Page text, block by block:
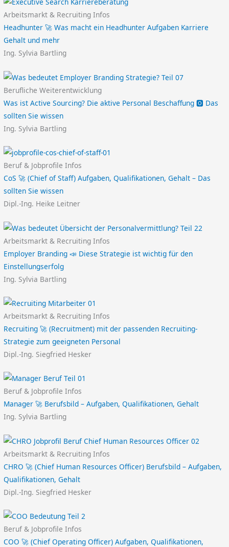
Arbeitsmarkt & Recruiting Infos
Headhunter 🚀 Was macht ein Headhunter Aufgaben Karriere
Gehalt und mehr
Ing. Sylvia Bartling
Berufliche Weiterentwicklung
Was ist Active Sourcing? Die aktive Personal Beschaffung 🅾️ Das
sollten Sie wissen
Ing. Sylvia Bartling
Beruf & Jobprofile Infos
CoS 🚀 (Chief of Staff) Aufgaben, Qualifikationen, Gehalt – Das
sollten Sie wissen
Dipl.-Ing. Heike Leitner
Arbeitsmarkt & Recruiting Infos
Employer Branding 📣 Diese Strategie ist wichtig für den
Einstellungserfolg
Ing. Sylvia Bartling
Arbeitsmarkt & Recruiting Infos
Recruiting 🚀 (Recruitment) mit der passenden Recruiting-
Strategie zum geeigneten Personal
Dipl.-Ing. Siegfried Hesker
Beruf & Jobprofile Infos
Manager 🚀 Berufsbild – Aufgaben, Qualifikationen, Gehalt
Ing. Sylvia Bartling
Arbeitsmarkt & Recruiting Infos
CHRO 🚀 (Chief Human Resources Officer) Berufsbild – Aufgaben,
Qualifikationen, Gehalt
Dipl.-Ing. Siegfried Hesker
Beruf & Jobprofile Infos
COO 🚀 (Chief Operating Officer) Aufgaben, Qualifikationen,